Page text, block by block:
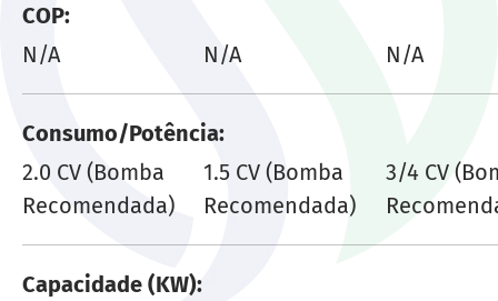
COP
N/A
N/A N/A
Consumo/Potência
2.0 CV (Bomba
Recomendada)
1.5 CV (Bomba
Recomendada)
3/4 CV
Capacidade (KW)